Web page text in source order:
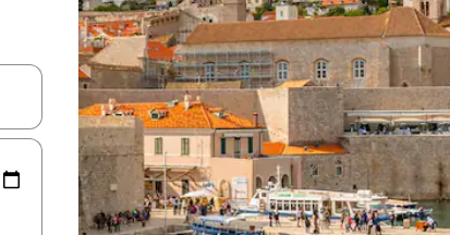
vitufe vya vishale vya juu na chini au uchunguze kwa